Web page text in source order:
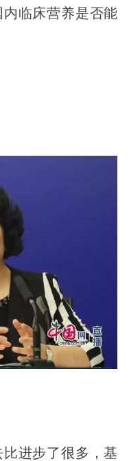
临床营养是否能
进步了很多，基